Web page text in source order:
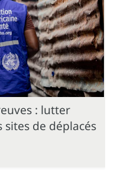
: lutter
de déplacés